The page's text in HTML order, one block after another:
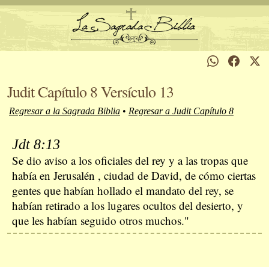
Judit Capítulo 8 Versículo 13
Regresar a la Sagrada Biblia • Regresar a Judit Capítulo 8
Jdt 8:13
Se dio aviso a los oficiales del rey y a las tropas que
había en Jerusalén , ciudad de David, de cómo ciertas
gentes que habían hollado el mandato del rey, se
habían retirado a los lugares ocultos del desierto, y
que les habían seguido otros muchos."